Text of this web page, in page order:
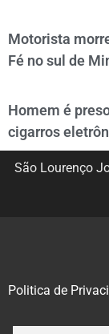
Motorista
Fé no sul de
Homem é
cigarros
São Lourenço
Politica de